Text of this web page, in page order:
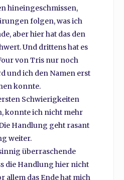
hineingeschmissen,
folgen, was ich
aber hier hat das den
Und drittens hat es
von Tris nur noch
und ich den Namen erst
konnte.
Schwierigkeiten
konnte ich nicht mehr
Handlung geht rasant
weiter.
überraschende
die Handlung hier nicht
allem das Ende hat mich